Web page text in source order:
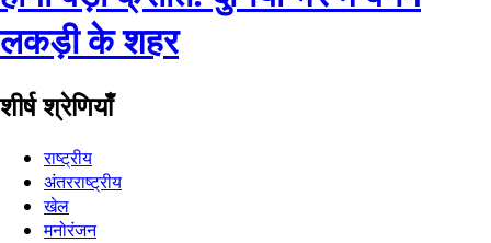
लकड़ी के शहर
शीर्ष श्रेणियाँ
राष्ट्रीय
अंतरराष्ट्रीय
खेल
मनोरंजन